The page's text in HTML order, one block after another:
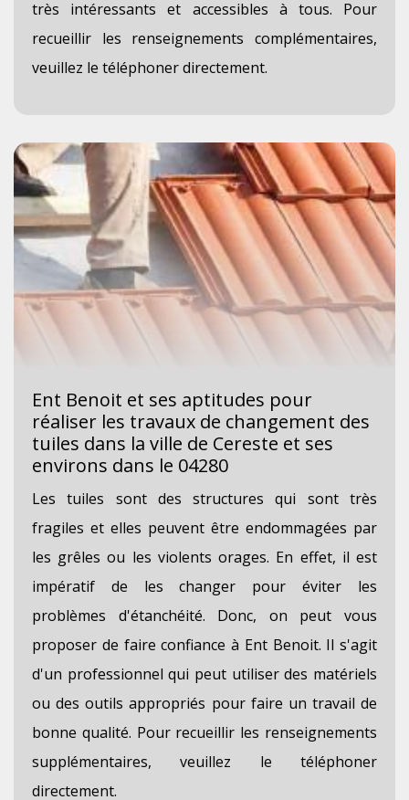
très intéressants et accessibles à tous. Pour
recueillir les renseignements complémentaires,
veuillez le téléphoner directement.
Ent Benoit et ses aptitudes pour
réaliser les travaux de changement des
tuiles dans la ville de Cereste et ses
environs dans le 04280
Les tuiles sont des structures qui sont très
fragiles et elles peuvent être endommagées par
les grêles ou les violents orages. En effet, il est
impératif de les changer pour éviter les
problèmes d'étanchéité. Donc, on peut vous
proposer de faire confiance à Ent Benoit. Il s'agit
d'un professionnel qui peut utiliser des matériels
ou des outils appropriés pour faire un travail de
bonne qualité. Pour recueillir les renseignements
supplémentaires, veuillez le téléphoner
directement.